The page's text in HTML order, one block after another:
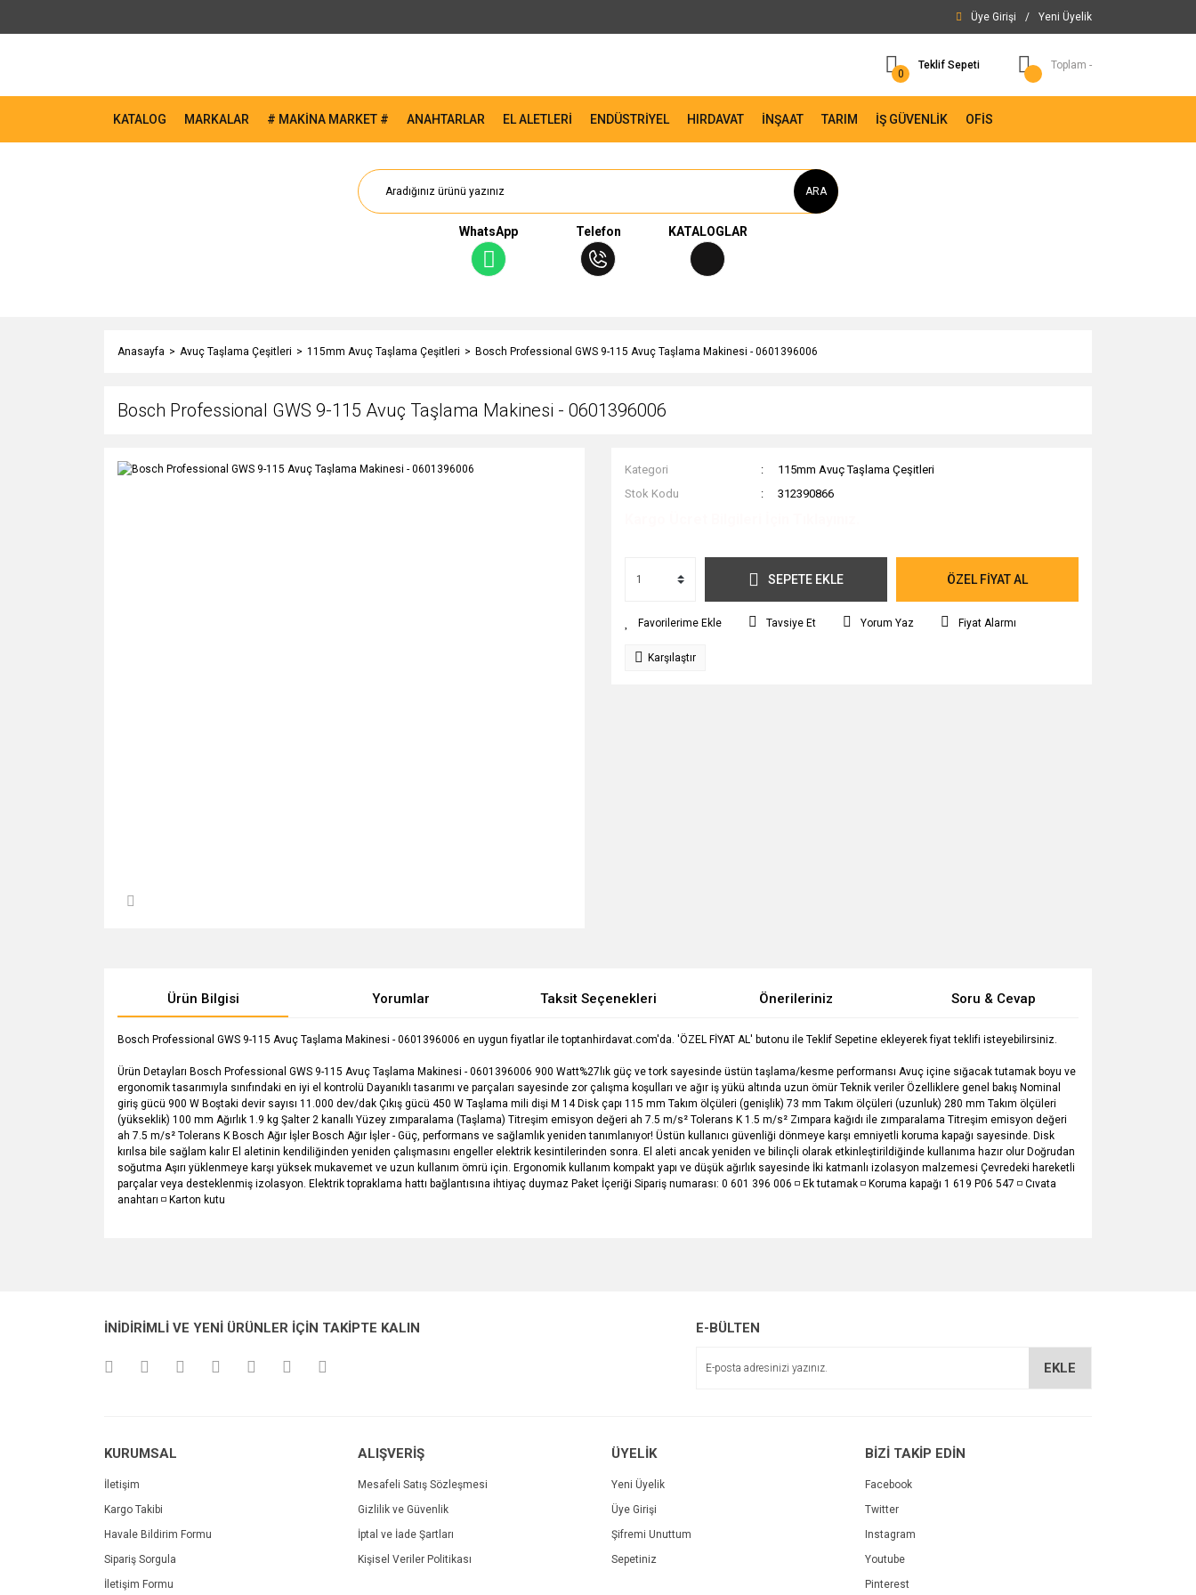
Üye Girişi / Yeni Üyelik
0
Teklif Sepeti Toplam -
KATALOG MARKALAR # MAKİNA MARKET # ANAHTARLAR EL ALETLERİ ENDÜSTRİYEL HIRDAVAT İNŞAAT TARIM İŞ GÜVENLİK OFİS
ARA
WhatsApp Telefon KATALOGLAR
Anasayfa Avuç Taşlama Çeşitleri 115mm Avuç Taşlama Çeşitleri Bosch Professional GWS 9-115 Avuç Taşlama Makinesi - 0601396006
Bosch Professional GWS 9-115 Avuç Taşlama Makinesi - 0601396006
Kategori
115mm Avuç Taşlama Çeşitleri
Stok Kodu
312390866
SEPETE EKLE ÖZEL FİYAT AL
Tavsiye Et Yorum Yaz Fiyat Alarmı
Karşılaştır
Ürün Bilgisi Yorumlar Taksit Seçenekleri Önerileriniz Soru & Cevap
Bosch Professional GWS 9-115 Avuç Taşlama Makinesi - 0601396006 en uygun fiyatlar ile toptanhirdavat.com'da. 'ÖZEL FİYAT AL' butonu ile Teklif Sepetine ekleyerek fiyat teklifi isteyebilirsiniz.
Ürün Detayları Bosch Professional GWS 9-115 Avuç Taşlama Makinesi - 0601396006 900 Watt%27lık güç ve tork sayesinde üstün taşlama/kesme performansı Avuç içine sığacak tutamak boyu ve
ergonomik tasarımıyla sınıfındaki en iyi el kontrolü Dayanıklı tasarımı ve parçaları sayesinde zor çalışma koşulları ve ağır iş yükü altında uzun ömür Teknik veriler Özelliklere genel bakış Nominal
giriş gücü 900 W Boştaki devir sayısı 11.000 dev/dak Çıkış gücü 450 W Taşlama mili dişi M 14 Disk çapı 115 mm Takım ölçüleri (genişlik) 73 mm Takım ölçüleri (uzunluk) 280 mm Takım ölçüleri
(yükseklik) 100 mm Ağırlık 1.9 kg Şalter 2 kanallı Yüzey zımparalama (Taşlama) Titreşim emisyon değeri ah 7.5 m/s² Tolerans K 1.5 m/s² Zımpara kağıdı ile zımparalama Titreşim emisyon değeri
ah 7.5 m/s² Tolerans K Bosch Ağır İşler Bosch Ağır İşler - Güç, performans ve sağlamlık yeniden tanımlanıyor! Üstün kullanıcı güvenliği dönmeye karşı emniyetli koruma kapağı sayesinde. Disk
kırılsa bile sağlam kalır El aletinin kendiliğinden yeniden çalışmasını engeller elektrik kesintilerinden sonra. El aleti ancak yeniden ve bilinçli olarak etkinleştirildiğinde kullanıma hazır olur Doğrudan
soğutma Aşırı yüklenmeye karşı yüksek mukavemet ve uzun kullanım ömrü için. Ergonomik kullanım kompakt yapı ve düşük ağırlık sayesinde İki katmanlı izolasyon malzemesi Çevredeki hareketli
parçalar veya desteklenmiş izolasyon. Elektrik topraklama hattı bağlantısına ihtiyaç duymaz Paket İçeriği Sipariş numarası: 0 601 396 006 ◽ Ek tutamak ◽ Koruma kapağı 1 619 P06 547 ◽ Cıvata
anahtarı ◽ Karton kutu
Ürün açıklamasında eksik bilgiler bulunuyor.
İNİDİRİMLİ VE YENİ ÜRÜNLER İÇİN TAKİPTE KALIN E-BÜLTEN
EKLE
KURUMSAL
İletişim
Kargo Takibi
Havale Bildirim Formu
Sipariş Sorgula
İletişim Formu
ALIŞVERİŞ
Mesafeli Satış Sözleşmesi
Gizlilik ve Güvenlik
İptal ve İade Şartları
Kişisel Veriler Politikası
ÜYELİK
Yeni Üyelik
Üye Girişi
Şifremi Unuttum
Sepetiniz
BİZİ TAKİP EDİN
Facebook
Twitter
Instagram
Youtube
Pinterest